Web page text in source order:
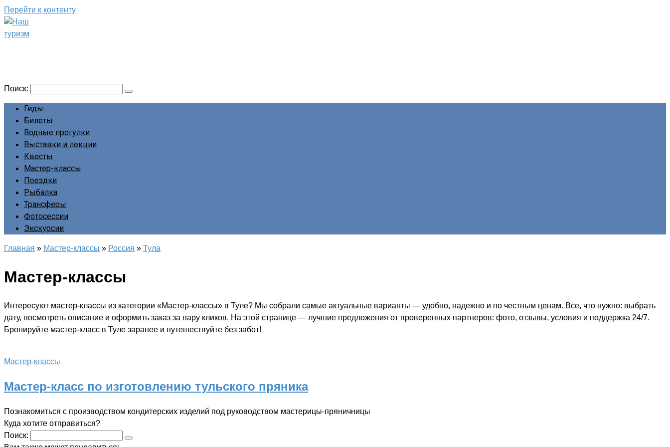
Перейти к контенту
Поиск:
Гиды
Билеты
Водные прогулки
Выставки и лекции
Квесты
Мастер-классы
Поездки
Рыбалка
Трансферы
Фотосессии
Экскурсии
Главная » Мастер-классы » Россия » Тула
Мастер-классы
Интересуют мастер-классы из категории «Мастер-классы» в Туле? Мы собрали самые актуальные варианты — удобно, надежно и по честным ценам. Все, что нужно: выбрать
дату, посмотреть описание и оформить заказ за пару кликов. На этой странице — лучшие предложения от проверенных партнеров: фото, отзывы, условия и поддержка 24/7.
Бронируйте мастер-класс в Туле заранее и путешествуйте без забот!
Мастер-классы
Мастер-класс по изготовлению тульского пряника
Познакомиться с производством кондитерских изделий под руководством мастерицы-пряничницы
Куда хотите отправиться?
Поиск: